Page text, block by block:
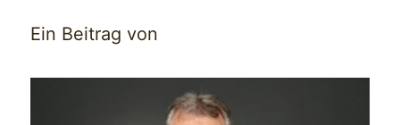
Ein Beitrag von